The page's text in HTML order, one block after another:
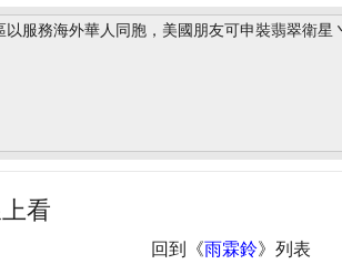
以服務海外華人同胞，美國朋友可申裝翡翠衛
看
回到《雨霖鈴》列表